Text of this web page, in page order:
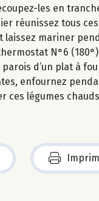
les en
réunissez tous
laissez mariner
N°6
d’un plat à
enfournez
ces légumes